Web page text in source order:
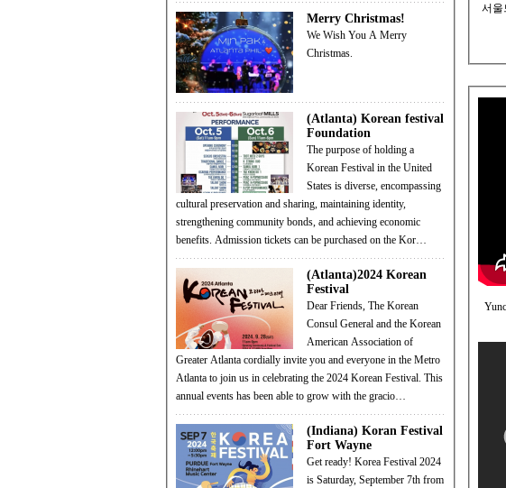
Merry Christmas!
We Wish You A Merry
Christmas.
(Atlanta) Korean festival
Foundation
The purpose of holding a
Korean Festival in the United
States is diverse, encompassing
cultural preservation and sharing, maintaining identity,
strengthening community bonds, and achieving economic
benefits. Admission tickets can be purchased on the Kor…
(Atlanta)2024 Korean
Festival
Dear Friends, The Korean
Consul General and the Korean
American Association of
Greater Atlanta cordially invite you and everyone in the Metro
Atlanta to join us in celebrating the 2024 Korean Festival. This
annual events has been able to grow with the gracio…
(Indiana) Koran Festival
Fort Wayne
Get ready! Korea Festival 2024
is Saturday, September 7th from
서울